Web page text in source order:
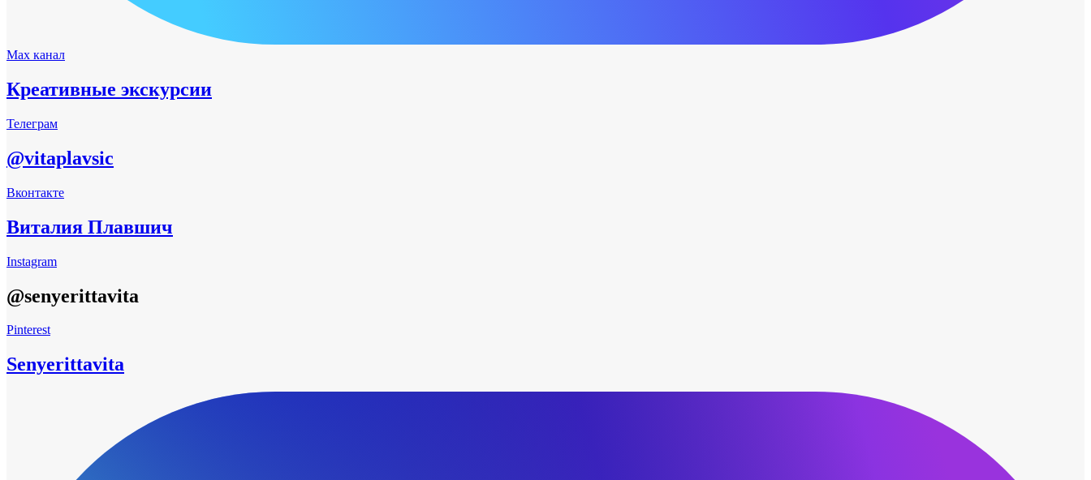
Max канал
Креативные экскурсии
Телеграм
@vitaplavsic
Вконтакте
Виталия Плавшич
Instagram
@senyerittavita
Pinterest
Senyerittavita